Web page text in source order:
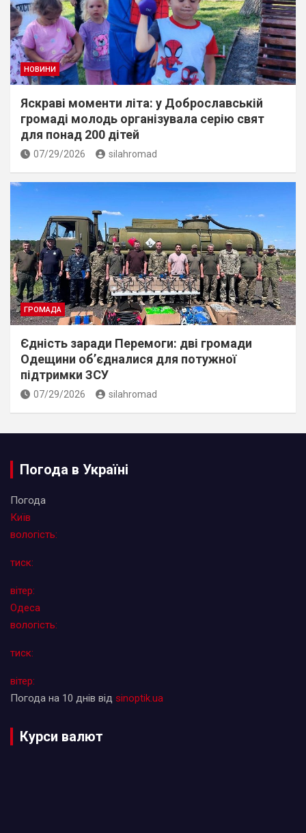
НОВИНИ
Яскраві моменти літа: у Доброславській
громаді молодь організувала серію свят
для понад 200 дітей
07/29/2026 silahromad
ГРОМАДА
Єдність заради Перемоги: дві громади
Одещини об’єдналися для потужної
підтримки ЗСУ
07/29/2026 silahromad
Погода в Україні
Погода
Київ
вологість:
тиск:
вітер:
Одеса
вологість:
тиск:
вітер:
Погода на 10 днів від sinoptik.ua
Курси валют